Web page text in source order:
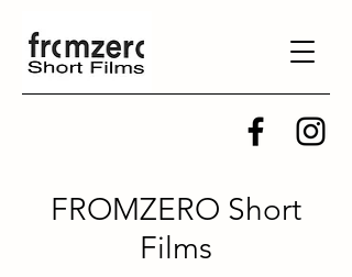
FROMZERO Short
Films